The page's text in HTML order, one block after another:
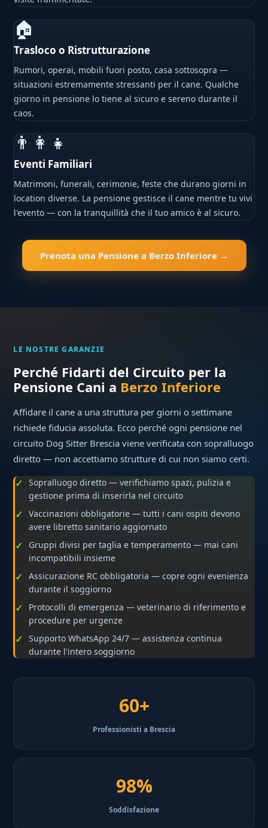
🏠
Trasloco o Ristrutturazione
Rumori, operai, mobili fuori posto, casa sottosopra —
situazioni estremamente stressanti per il cane. Qualche
giorno in pensione lo tiene al sicuro e sereno durante il
caos.
👨‍👩‍👧
Eventi Familiari
Matrimoni, funerali, cerimonie, feste che durano giorni in
location diverse. La pensione gestisce il cane mentre tu vivi
l'evento — con la tranquillità che il tuo amico è al sicuro.
Prenota una Pensione a Berzo Inferiore →
LE NOSTRE GARANZIE
Perché Fidarti del Circuito per la
Pensione Cani a Berzo Inferiore
Affidare il cane a una struttura per giorni o settimane
richiede fiducia assoluta. Ecco perché ogni pensione nel
circuito Dog Sitter Brescia viene verificata con sopralluogo
diretto — non accettiamo strutture di cui non siamo certi.
Sopralluogo diretto — verifichiamo spazi, pulizia e
gestione prima di inserirla nel circuito
Vaccinazioni obbligatorie — tutti i cani ospiti devono
avere libretto sanitario aggiornato
Gruppi divisi per taglia e temperamento — mai cani
incompatibili insieme
Assicurazione RC obbligatoria — copre ogni evenienza
durante il soggiorno
Protocolli di emergenza — veterinario di riferimento e
procedure per urgenze
Supporto WhatsApp 24/7 — assistenza continua
durante l'intero soggiorno
60+
Professionisti a Brescia
98%
Soddisfazione